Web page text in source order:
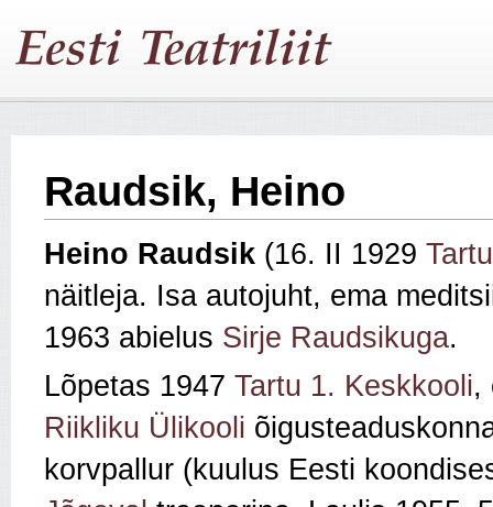
Raudsik, Heino
Heino Raudsik (16. II 1929 Tartu
näitleja. Isa autojuht, ema
1963 abielus Sirje Raudsikuga.
Lõpetas 1947 Tartu 1. Keskkooli,
Riikliku Ülikooli
korvpallur (kuulus Eesti